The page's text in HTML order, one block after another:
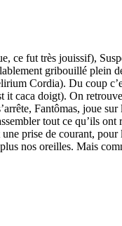
ce fut très jouissif),
gribouillé
Cordia). Du coup
it caca doigt). On
Fantômas, joue
tout ce qu’ils
prise de courant,
nos oreilles. Mais